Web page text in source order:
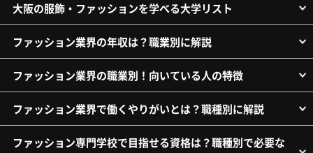
大阪の服飾・ファッションを学べる大学リスト
ファッション業界の年収は？職業別に解説
ファッション業界の職業別！向いている人の特徴
ファッション業界で働くやりがいとは？職種別に解説
ファッション専門学校で目指せる資格は？職種別で必要な